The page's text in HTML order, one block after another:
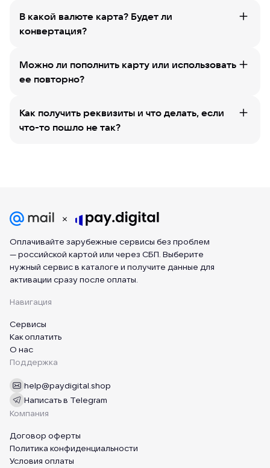
В какой валюте карта? Будет ли
конвертация?
Можно ли пополнить карту или использовать
ее повторно?
Как получить реквизиты и что делать, если
что-то пошло не так?
Оплачивайте зарубежные сервисы без проблем
— российской картой или через СБП. Выберите
нужный сервис в каталоге и получите данные для
активации сразу после оплаты.
Навигация
Сервисы
Как оплатить
О нас
Поддержка
help@paydigital.shop
Написать в Telegram
Компания
Договор оферты
Политика конфиденциальности
Условия оплаты